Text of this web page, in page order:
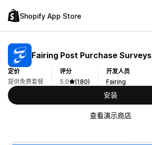
Shopify App Store
Fairing Post Purchase Surveys
定价
提供免费套餐
评分
5.0
(180)
开发人员
Fairing
安装
查看演示商店